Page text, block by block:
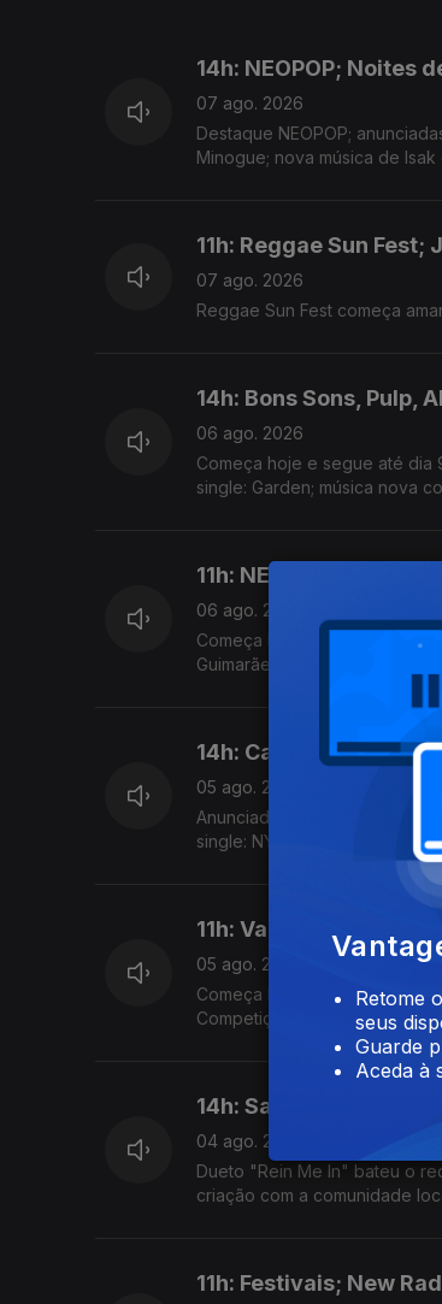
14h: NEOPOP; Noites
07 ago. 2026
Destaque NEOPOP;
Minogue; nova música de Isak
11h: Reggae Sun
07 ago. 2026
Reggae Sun Fest começa
14h: Bons Sons, Pulp,
06 ago. 2026
Começa hoje e segue até dia
single: Garden; música nova
11h: NEOPOP, Sonic
06 ago. 2026
Começa hoje a edição de
Guimarães
14h: Capitólio e Teatro
05 ago. 2026
Anunciada programação da
single: NYC Dogs
11h: Vagos Metal
05 ago. 2026
Começa hoje o festival na
Competição Internacional;
14h: Sam Fender &
04 ago. 2026
Dueto "Rein Me In" bateu o
criação com a comunidade
11h: Festivais; New
Retome
seus
Guarde
Aceda à